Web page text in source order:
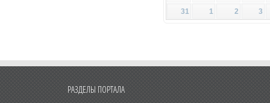
31
1 2 3
РАЗДЕЛЫ ПОРТАЛА